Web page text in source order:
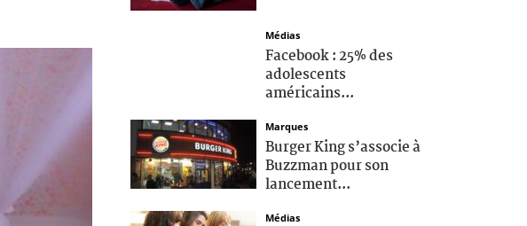
Médias
Facebook : 25% des
adolescents
américains...
Marques
Burger King s’associe à
Buzzman pour son
lancement...
Médias